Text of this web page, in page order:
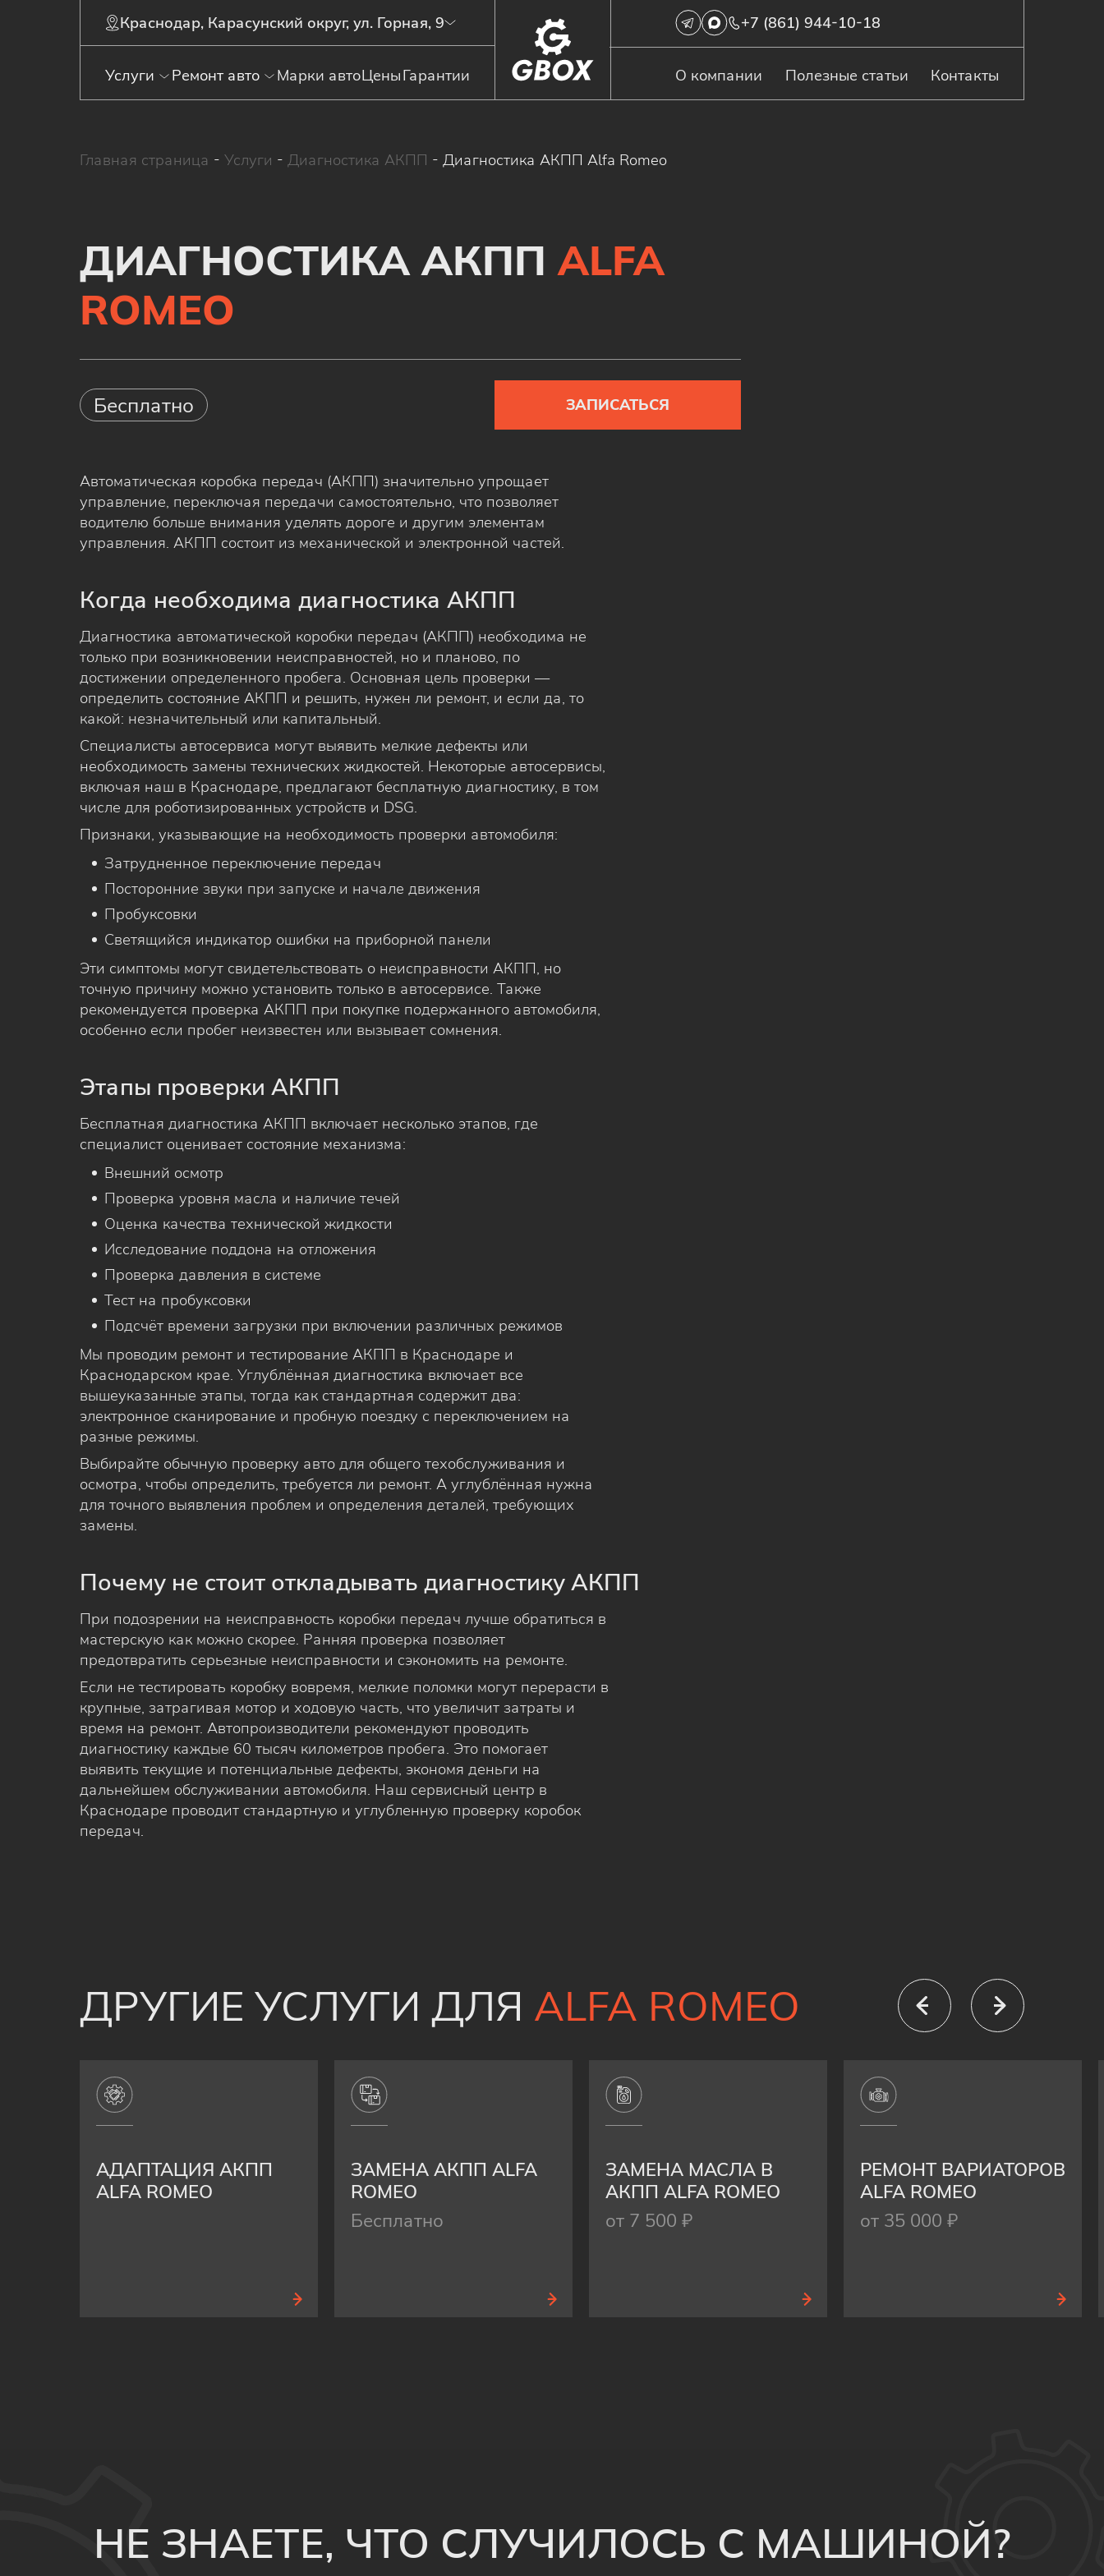
Краснодар, Карасунский округ, ул. Горная, 9 +7 (861) 944-10-18
Услуги Ремонт авто Марки автоЦеныГарантии О компании Полезные статьи Контакты
Главная страница - Услуги - Диагностика АКПП - Диагностика АКПП Alfa Romeo
ДИАГНОСТИКА АКППALFA
ROMEO
Бесплатно ЗАПИСАТЬСЯ
Автоматическая коробка передач (АКПП) значительно упрощает
управление, переключая передачи самостоятельно, что позволяет
водителю больше внимания уделять дороге и другим элементам
управления. АКПП состоит из механической и электронной частей.
Когда необходима диагностика АКПП
Диагностика автоматической коробки передач (АКПП) необходима не
только при возникновении неисправностей, но и планово, по
достижении определенного пробега. Основная цель проверки —
определить состояние АКПП и решить, нужен ли ремонт, и если да, то
какой: незначительный или капитальный.
Специалисты автосервиса могут выявить мелкие дефекты или
необходимость замены технических жидкостей. Некоторые автосервисы,
включая наш в Краснодаре, предлагают бесплатную диагностику, в том
числе для роботизированных устройств и DSG.
Признаки, указывающие на необходимость проверки автомобиля:
Затрудненное переключение передач
Посторонние звуки при запуске и начале движения
Пробуксовки
Светящийся индикатор ошибки на приборной панели
Эти симптомы могут свидетельствовать о неисправности АКПП, но
точную причину можно установить только в автосервисе. Также
рекомендуется проверка АКПП при покупке подержанного автомобиля,
особенно если пробег неизвестен или вызывает сомнения.
Этапы проверки АКПП
Бесплатная диагностика АКПП включает несколько этапов, где
специалист оценивает состояние механизма:
Внешний осмотр
Проверка уровня масла и наличие течей
Оценка качества технической жидкости
Исследование поддона на отложения
Проверка давления в системе
Тест на пробуксовки
Подсчёт времени загрузки при включении различных режимов
Мы проводим ремонт и тестирование АКПП в Краснодаре и
Краснодарском крае. Углублённая диагностика включает все
вышеуказанные этапы, тогда как стандартная содержит два:
электронное сканирование и пробную поездку с переключением на
разные режимы.
Выбирайте обычную проверку авто для общего техобслуживания и
осмотра, чтобы определить, требуется ли ремонт. А углублённая нужна
для точного выявления проблем и определения деталей, требующих
замены.
Почему не стоит откладывать диагностику АКПП
При подозрении на неисправность коробки передач лучше обратиться в
мастерскую как можно скорее. Ранняя проверка позволяет
предотвратить серьезные неисправности и сэкономить на ремонте.
Если не тестировать коробку вовремя, мелкие поломки могут перерасти в
крупные, затрагивая мотор и ходовую часть, что увеличит затраты и
время на ремонт. Автопроизводители рекомендуют проводить
диагностику каждые 60 тысяч километров пробега. Это помогает
выявить текущие и потенциальные дефекты, экономя деньги на
дальнейшем обслуживании автомобиля. Наш сервисный центр в
Краснодаре проводит стандартную и углубленную проверку коробок
передач.
ДРУГИЕ УСЛУГИ ДЛЯ ALFA ROMEO
АДАПТАЦИЯ АКПП
ALFA ROMEO
ЗАМЕНА АКПП ALFA
ROMEO
Бесплатно
ЗАМЕНА МАСЛА В
АКПП ALFA ROMEO
от 7 500 ₽
РЕМОНТ ВАРИАТОРОВ
ALFA ROMEO
от 35 000 ₽
НЕ ЗНАЕТЕ, ЧТО СЛУЧИЛОСЬ С МАШИНОЙ?